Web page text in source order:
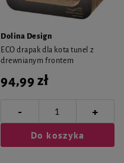
Dolina Design
ECO drapak dla kota tunel z
drewnianym frontem
94,99 zł
- +
Do koszyka